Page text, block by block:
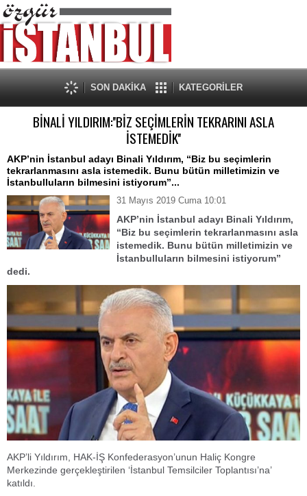
SON DAKİKA KATEGORİLER
BİNALİ YILDIRIM:''BİZ SEÇİMLERİN TEKRARINI ASLA
İSTEMEDİK''
AKP’nin İstanbul adayı Binali Yıldırım, “Biz bu seçimlerin
tekrarlanmasını asla istemedik. Bunu bütün milletimizin ve
İstanbulluların bilmesini istiyorum”...
31 Mayıs 2019 Cuma 10:01
AKP’nin İstanbul adayı Binali Yıldırım,
“Biz bu seçimlerin tekrarlanmasını asla
istemedik. Bunu bütün milletimizin ve
İstanbulluların bilmesini istiyorum”
dedi.
AKP’li Yıldırım, HAK-İŞ Konfederasyon’unun Haliç Kongre
Merkezinde gerçekleştirilen ‘İstanbul Temsilciler Toplantısı’na’
katıldı.